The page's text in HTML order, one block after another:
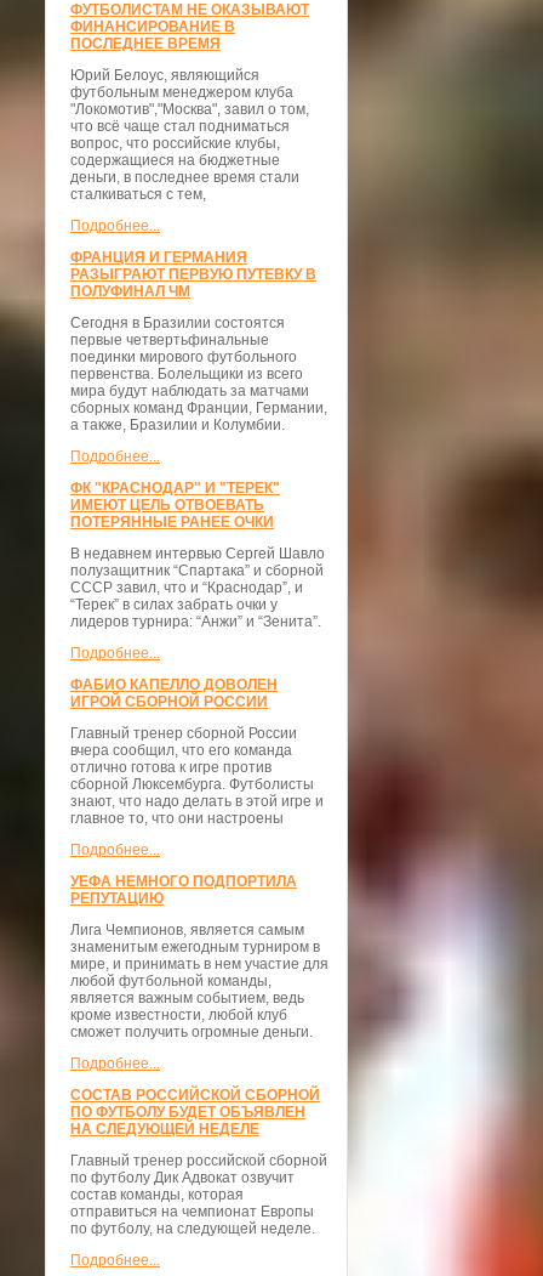
ФУТБОЛИСТАМ НЕ ОКАЗЫВАЮТ
ФИНАНСИРОВАНИЕ В
ПОСЛЕДНЕЕ ВРЕМЯ
Юрий Белоус, являющийся
футбольным менеджером клуба
"Локомотив","Москва", завил о том,
что всё чаще стал подниматься
вопрос, что российские клубы,
содержащиеся на бюджетные
деньги, в последнее время стали
сталкиваться с тем,
Подробнее...
ФРАНЦИЯ И ГЕРМАНИЯ
РАЗЫГРАЮТ ПЕРВУЮ ПУТЕВКУ В
ПОЛУФИНАЛ ЧМ
Сегодня в Бразилии состоятся
первые четвертьфинальные
поединки мирового футбольного
первенства. Болельщики из всего
мира будут наблюдать за матчами
сборных команд Франции, Германии,
а также, Бразилии и Колумбии.
Подробнее...
ФК "КРАСНОДАР" И "ТЕРЕК"
ИМЕЮТ ЦЕЛЬ ОТВОЕВАТЬ
ПОТЕРЯННЫЕ РАНЕЕ ОЧКИ
В недавнем интервью Сергей Шавло
полузащитник “Спартака” и сборной
СССР завил, что и “Краснодар”, и
“Терек” в силах забрать очки у
лидеров турнира: “Анжи” и “Зенита”.
Подробнее...
ФАБИО КАПЕЛЛО ДОВОЛЕН
ИГРОЙ СБОРНОЙ РОССИИ
Главный тренер сборной России
вчера сообщил, что его команда
отлично готова к игре против
сборной Люксембурга. Футболисты
знают, что надо делать в этой игре и
главное то, что они настроены
Подробнее...
УЕФА НЕМНОГО ПОДПОРТИЛА
РЕПУТАЦИЮ
Лига Чемпионов, является самым
знаменитым ежегодным турниром в
мире, и принимать в нем участие для
любой футбольной команды,
является важным событием, ведь
кроме известности, любой клуб
сможет получить огромные деньги.
Подробнее...
СОСТАВ РОССИЙСКОЙ СБОРНОЙ
ПО ФУТБОЛУ БУДЕТ ОБЪЯВЛЕН
НА СЛЕДУЮЩЕЙ НЕДЕЛЕ
Главный тренер российской сборной
по футболу Дик Адвокат озвучит
состав команды, которая
отправиться на чемпионат Европы
по футболу, на следующей неделе.
Подробнее...